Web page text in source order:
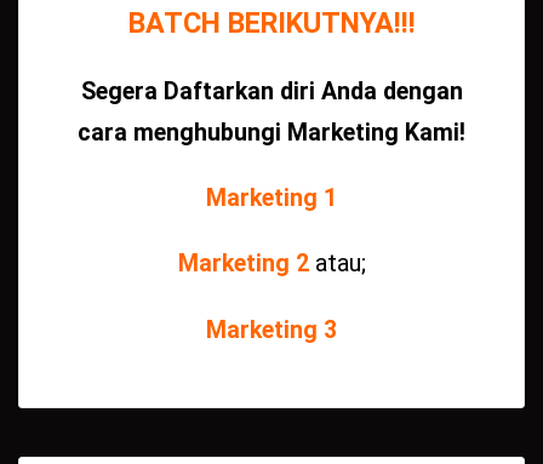
BATCH BERIKUTNYA!!!
Segera Daftarkan diri Anda dengan
cara menghubungi Marketing Kami!
Marketing 1
Marketing 2atau;
Marketing 3